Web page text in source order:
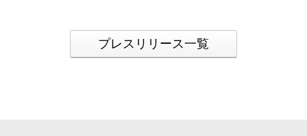
プレスリリース一覧